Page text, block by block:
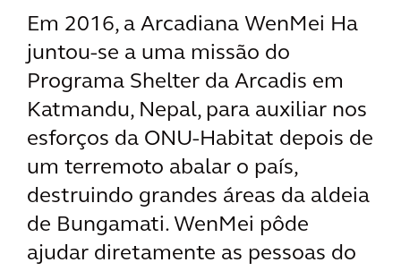
Em 2016, a Arcadiana WenMei Ha
juntou-se a uma missão do
Programa Shelter da Arcadis em
Katmandu, Nepal, para auxiliar nos
esforços da ONU-Habitat depois de
um terremoto abalar o país,
destruindo grandes áreas da aldeia
de Bungamati. WenMei pôde
ajudar diretamente as pessoas do